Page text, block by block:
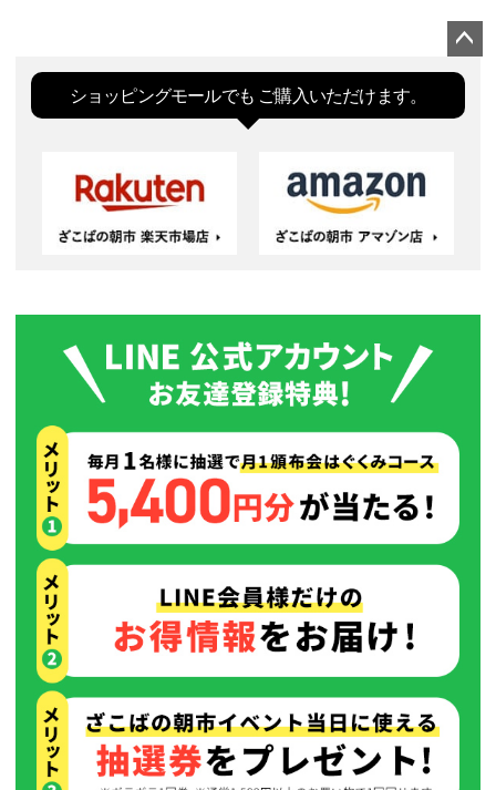
ペー
ップ
ショッピングモールでも ご購入いただけます。